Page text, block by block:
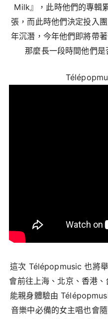
Milk』，此時他們的專輯
張，而此時他們決定投入
年沉潛，今年他們即將帶
那麼長一段時間他們
這次 Télépopmusic 也將
會前往上海、北京、香港
能親身體驗由
音樂中必備的女主唱也會